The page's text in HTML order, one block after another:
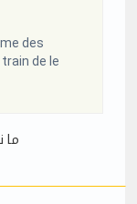
des
de le
ما